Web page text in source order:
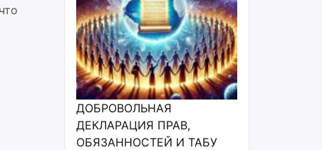
ДОБРОВОЛЬНАЯ
ДЕКЛАРАЦИЯ ПРАВ,
ОБЯЗАННОСТЕЙ И ТАБУ